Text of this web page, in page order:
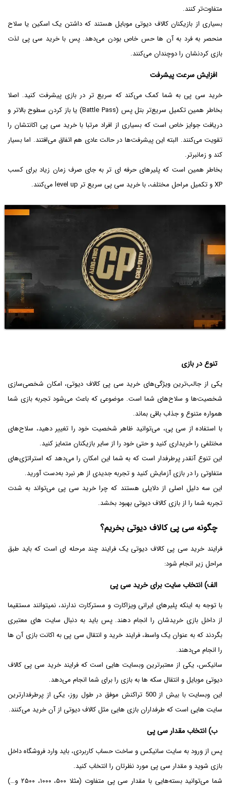
متفاوت‌تر کنند.
بسیاری از بازیکنان کالاف دیوتی موبایل هستند که داشتن یک اسکین یا سلاح
منحصر به فرد به آن ها حس خاص بودن می‌دهد. پس با خرید سی پی لذت
بازی کردنشان را دوچندان می‌کنند.
افزایش سرعت پیشرفت
خرید سی پی به شما کمک می‌کند که سریع تر در بازی پیشرفت کنید. اصلا
بخاطر همین تکمیل سریع‌تر بتل پس (Battle Pass) یا باز کردن سطوح بالاتر و
دریافت جوایز خاص است که بسیاری از افراد مرتبا با خرید سی پی اکانتشان را
تقویت می‌کنند. البته این پیشرفت‌ها در حالت عادی هم اتفاق می‌افتند. اما بسیار
کند و زمانبرتر.
بخاطر همین است که پلیرهای حرفه ای تر به جای صرف زمان زیاد برای کسب
XP و تکمیل مراحل مختلف، با خرید سی پی سریع تر level up می‌کنند.
تنوع در بازی
یکی از جالب‌ترین ویژگی‌های خرید سی پی کالاف دیوتی، امکان شخصی‌سازی
شخصیت‌ها و سلاح‌های شما است. موضوعی که باعث می‌شود تجربه بازی شما
همواره متنوع و جذاب باقی بماند.
با استفاده از سی پی، می‌توانید ظاهر شخصیت خود را تغییر دهید، سلاح‌های
مختلفی را خریداری کنید و حتی خود را از سایر بازیکنان متمایز کنید.
این تنوع آنقدر پرطرفدار است که به شما این امکان را می‌دهد که استراتژی‌های
متفاوتی را در بازی آزمایش کنید و تجربه جدیدی از هر نبرد به‌دست آورید.
این سه دلیل اصلی از دلایلی هستند که چرا خرید سی پی می‌تواند به شدت
تجربه شما را از بازی کالاف دیوتی بهبود بخشد.
چگونه سی پی کالاف دیوتی بخریم؟
فرایند خرید سی پی کالاف دیوتی یک فرایند چند مرحله ای است که باید طبق
مراحل زیر انجام شود:
الف) انتخاب سایت برای خرید سی پی
با توجه به اینکه پلیرهای ایرانی ویزاکارت و مسترکارت ندارند، نمیتوانند مستقیما
از داخل بازی خریدشان را انجام دهند. پس باید به دنبال سایت های معتبری
بگردند که به عنوان یک واسط، فرایند خرید و انتقال سی پی به اکانت بازی آن ها
را انجام می‌دهند.
سانیکس، یکی از معتبرترین وبسایت هایی است که فرایند خرید سی پی کالاف
دیوتی موبایل و انتقال سکه ها به بازی را برای شما انجام می‌دهد.
این وبسایت با بیش از 500 تراکنش موفق در طول روز، یکی از پرطرفدارترین
سایت هایی است که طرفداران بازی هایی مثل کالاف دیوتی از آن خرید می‌کنند.
ب) انتخاب مقدار سی پی
پس از ورود به سایت سانیکس و ساخت حساب کاربردی، باید وارد فروشگاه داخل
بازی شوید و مقدار سی پی مورد نظرتان را انتخاب کنید.
شما می‌توانید بسته‌هایی با مقدار سی پی متفاوت (مثلا ۵۰۰، ۱۰۰۰، ۲۵۰۰ و…)